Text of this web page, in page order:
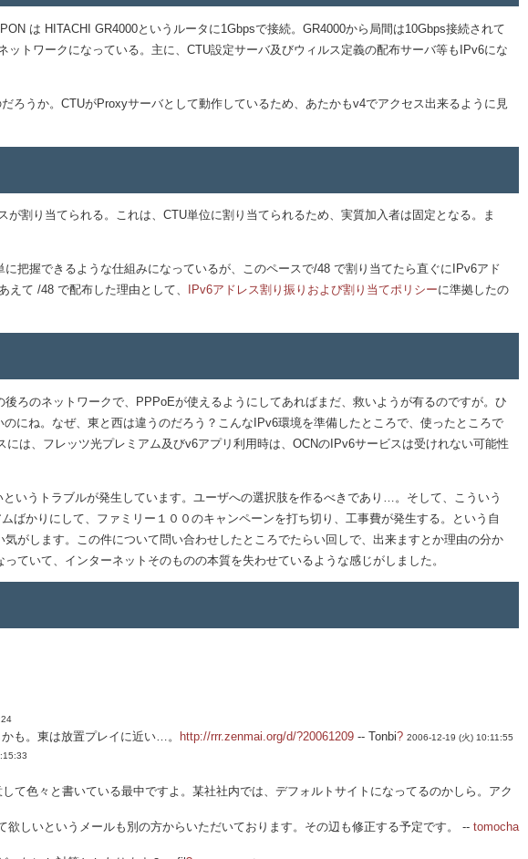
は HITACHI GR4000というルータに1Gbpsで接続。GR4000から局間は10Gbps接続されて
トワークになっている。主に、CTU設定サーバ及びウィルス定義の配布サーバ等もIPv6にな
うか。CTUがProxyサーバとして動作しているため、あたかもv4でアクセス出来るように見
が割り当てられる。これは、CTU単位に割り当てられるため、実質加入者は固定となる。ま
把握できるような仕組みになっているが、このペースで/48 で割り当てたら直ぐにIPv6アド
て /48 で配布した理由として、
IPv6アドレス割り振りおよび割り当てポリシーに準拠したの
ろのネットワークで、PPPoEが使えるようにしてあればまだ、救いようが有るのですが。ひ
にね。なぜ、東と西は違うのだろう？こんなIPv6環境を準備したところで、使ったところで
は、フレッツ光プレミアム及びv6アプリ利用時は、OCNのIPv6サービスは受けれない可能性
いうトラブルが発生しています。ユーザへの選択肢を作るべきであり…。そして、こういう
かりにして、ファミリー１００のキャンペーンを打ち切り、工事費が発生する。という自
がします。この件について問い合わせしたところでたらい回しで、出来ますとか理由の分か
ていて、インターネットそのものの本質を失わせているような感じがしました。
も。東は放置プレイに近い…。 http://rrr.zenmai.org/d/?20061209 -- Tonbi? 2006-12-19 (火) 10:11:55
て色々と書いている最中ですよ。某社社内では、デフォルトサイトになってるのかしら。アク
しいというメールも別の方からいただいております。その辺も修正する予定です。 -- tomocha